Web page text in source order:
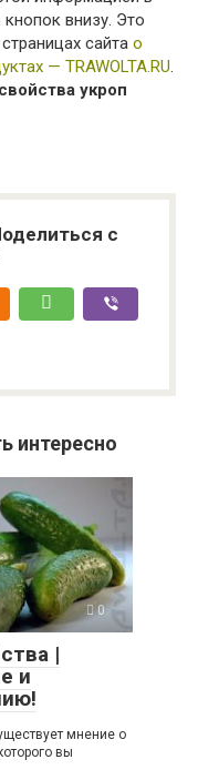
внизу. Это
сайта о
— TRAWOLTA.RU.
укроп
с
интересно
0
|
и
мнение о
вы